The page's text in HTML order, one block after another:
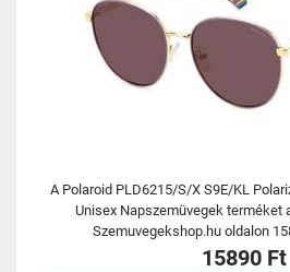
A Polaroid PLD6215/S/X S9E/KL
Unisex Napszemüvegek terméket
Szemuvegekshop.hu oldalon
15890 Ft